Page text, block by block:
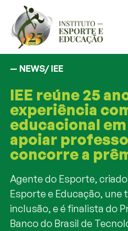
— NEWS/IEE
IEE reúne 25
experiência
educacional
apoiar
concorre a
Agente do Esporte,
Esporte e Educação, une
inclusão, e é finalista do
Banco do Brasil de